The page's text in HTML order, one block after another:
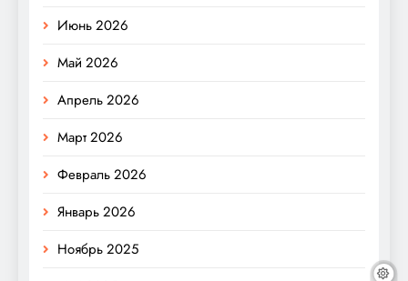
Июнь 2026
Май 2026
Апрель 2026
Март 2026
Февраль 2026
Январь 2026
Ноябрь 2025